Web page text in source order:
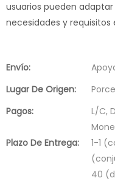
usuarios pueden
necesidades y requisitos
Envío:
Lugar De Origen:
Pagos:
L/C,
Plazo De Entrega:
1-1
40